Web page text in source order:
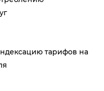
тарифов на